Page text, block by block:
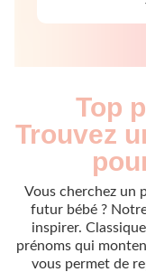
Top
Trouvez
Vous cherchez un
futur bébé ?
inspirer.
prénoms qui
vous permet de